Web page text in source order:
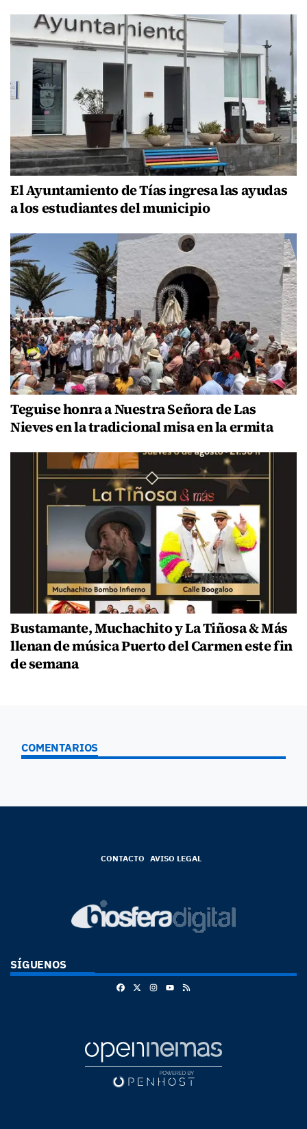
El Ayuntamiento de Tías ingresa las ayudas
a los estudiantes del municipio
Teguise honra a Nuestra Señora de Las
Nieves en la tradicional misa en la ermita
Bustamante, Muchachito y La Tiñosa & Más
llenan de música Puerto del Carmen este fin
de semana
COMENTARIOS
CONTACTO AVISO LEGAL
SÍGUENOS
FacebookInstagram